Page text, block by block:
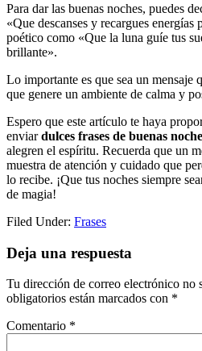
Para dar las buenas noches, puedes
«Que descanses y recargues
poético como «Que la luna guíe tus
brillante».
Lo importante es que sea un mensaje
que genere un ambiente de calma y
Espero que este artículo te haya
enviardulces frases de buenas
alegren el espíritu. Recuerda que un
muestra de atención y cuidado que
lo recibe. ¡Que tus noches siempre
de magia!
Filed Under: Frases
Reader
Interactions
Deja una respuesta
Tu dirección de correo electrónico no
obligatorios están marcados con *
Comentario *